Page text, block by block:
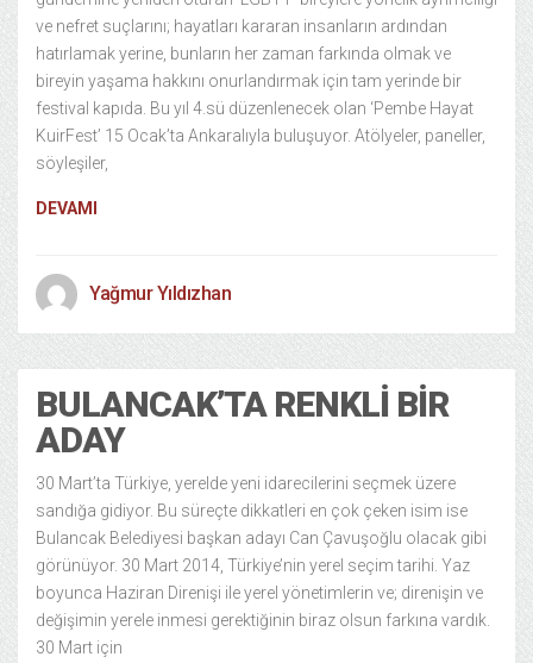
ve nefret suçlarını; hayatları kararan insanların ardından
hatırlamak yerine, bunların her zaman farkında olmak ve
bireyin yaşama hakkını onurlandırmak için tam yerinde bir
festival kapıda. Bu yıl 4.sü düzenlenecek olan ‘Pembe Hayat
KuirFest’ 15 Ocak’ta Ankaralıyla buluşuyor. Atölyeler, paneller,
söyleşiler,
DEVAMI
Yağmur Yıldızhan
BULANCAK’TA RENKLI BIR
ADAY
30 Mart’ta Türkiye, yerelde yeni idarecilerini seçmek üzere
sandığa gidiyor. Bu süreçte dikkatleri en çok çeken isim ise
Bulancak Belediyesi başkan adayı Can Çavuşoğlu olacak gibi
görünüyor. 30 Mart 2014, Türkiye’nin yerel seçim tarihi. Yaz
boyunca Haziran Direnişi ile yerel yönetimlerin ve; direnişin ve
değişimin yerele inmesi gerektiğinin biraz olsun farkına vardık.
30 Mart için